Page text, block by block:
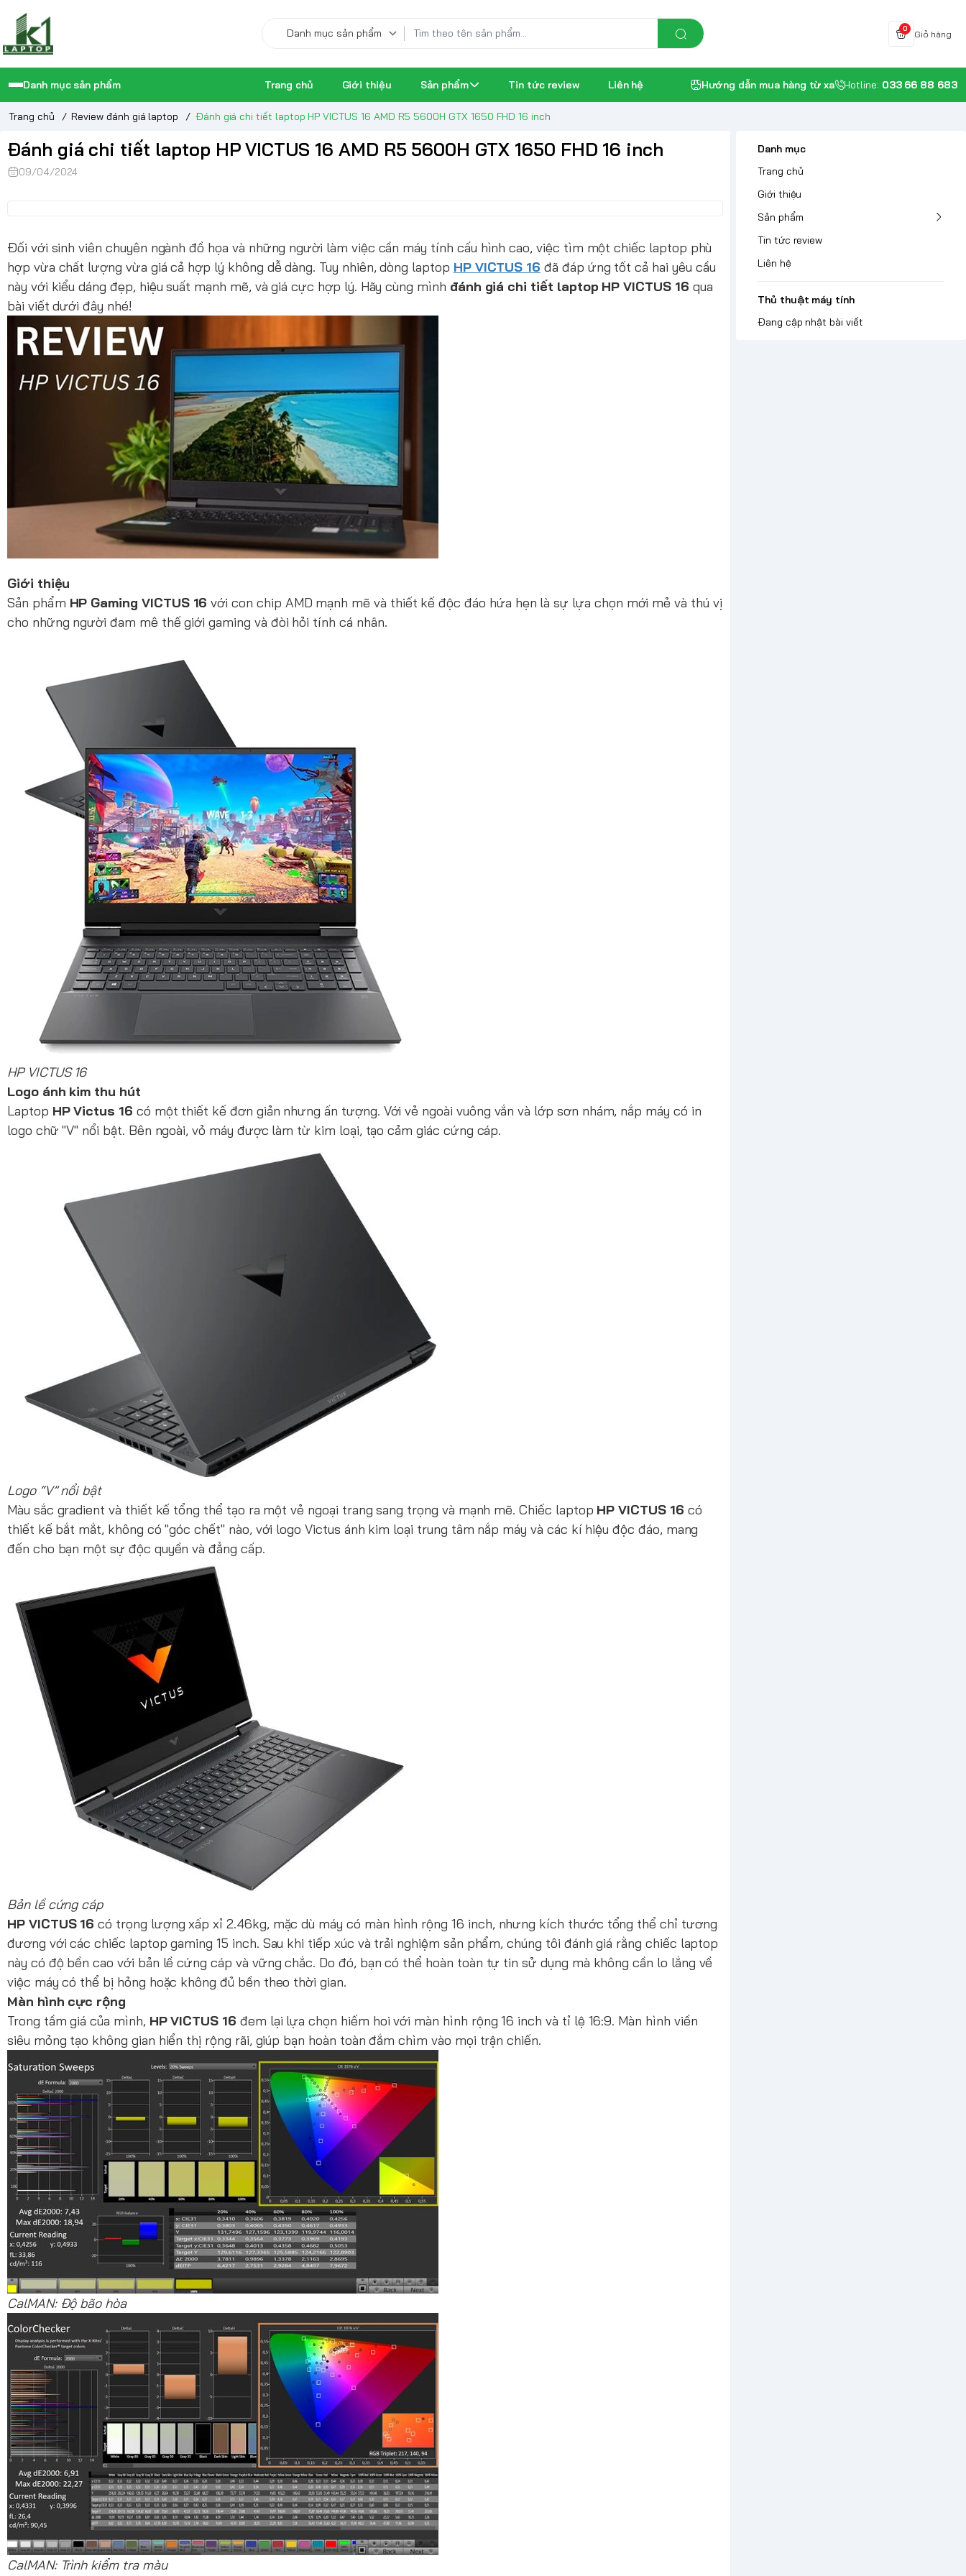
0
Giỏ hàng
Danh mục sản phẩm Trang chủ Giới thiệu Sản phẩm Tin tức review Liên hệ Hướng dẫn mua hàng từ xa Hotline: 033 66 88 683
Trang chủ / Review đánh giá laptop / Đánh giá chi tiết laptop HP VICTUS 16 AMD R5 5600H GTX 1650 FHD 16 inch
Đánh giá chi tiết laptop HP VICTUS 16 AMD R5 5600H GTX 1650 FHD 16 inch
09/04/2024
Đối với sinh viên chuyên ngành đồ họa và những người làm việc cần máy tính cấu hình cao, việc tìm một chiếc laptop phù
hợp vừa chất lượng vừa giá cả hợp lý không dễ dàng. Tuy nhiên, dòng laptop HP VICTUS 16 đã đáp ứng tốt cả hai yêu cầu
này với kiểu dáng đẹp, hiệu suất mạnh mẽ, và giá cực hợp lý. Hãy cùng mình đánh giá chi tiết laptop HP VICTUS 16 qua
bài viết dưới đây nhé!
Giới thiệu
Sản phẩm HP Gaming VICTUS 16với con chip AMD mạnh mẽ và thiết kế độc đáo hứa hẹn là sự lựa chọn mới mẻ và thú vị
cho những người đam mê thế giới gaming và đòi hỏi tính cá nhân.
HP VICTUS 16
Logo ánh kim thu hút
Laptop HP Victus 16 có một thiết kế đơn giản nhưng ấn tượng. Với vẻ ngoài vuông vắn và lớp sơn nhám, nắp máy có in
logo chữ "V" nổi bật. Bên ngoài, vỏ máy được làm từ kim loại, tạo cảm giác cứng cáp.
Logo “V” nổi bật
Màu sắc gradient và thiết kế tổng thể tạo ra một vẻ ngoại trang sang trọng và mạnh mẽ. Chiếc laptop HP VICTUS 16 có
thiết kế bắt mắt, không có "góc chết" nào, với logo Victus ánh kim loại trung tâm nắp máy và các kí hiệu độc đáo, mang
đến cho bạn một sự độc quyền và đẳng cấp.
Bản lề cứng cáp
HP VICTUS 16 có trọng lượng xấp xỉ 2.46kg, mặc dù máy có màn hình rộng 16 inch, nhưng kích thước tổng thể chỉ tương
đương với các chiếc laptop gaming 15 inch. Sau khi tiếp xúc và trải nghiệm sản phẩm, chúng tôi đánh giá rằng chiếc laptop
này có độ bền cao với bản lề cứng cáp và vững chắc. Do đó, bạn có thể hoàn toàn tự tin sử dụng mà không cần lo lắng về
việc máy có thể bị hỏng hoặc không đủ bền theo thời gian.
Màn hình cực rộng
Trong tầm giá của mình, HP VICTUS 16 đem lại lựa chọn hiếm hoi với màn hình rộng 16 inch và tỉ lệ 16:9. Màn hình viền
siêu mỏng tạo không gian hiển thị rộng rãi, giúp bạn hoàn toàn đắm chìm vào mọi trận chiến.
CalMAN: Độ bão hòa
CalMAN: Trình kiểm tra màu
Danh mục
Trang chủ
Giới thiệu
Sản phẩm
Tin tức review
Liên hệ
Thủ thuật máy tính
Đang cập nhật bài viết